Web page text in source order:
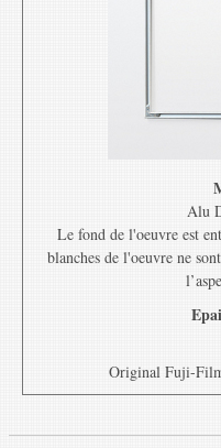
Alu
Le fond de l'oeuvre est
blanches de l'oeuvre ne
Original Fuji-